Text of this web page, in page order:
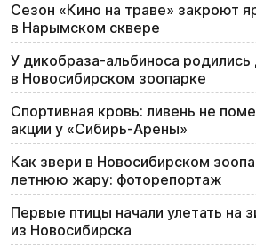
Сезон «Кино на траве» закроют
в Нарымском сквере
У дикобраза-альбиноса
в Новосибирском зоопарке
Спортивная кровь: ливень не
акции у «Сибирь-Арены»
Как звери в Новосибирском
летнюю жару: фоторепортаж
Первые птицы начали улетать на
из Новосибирска